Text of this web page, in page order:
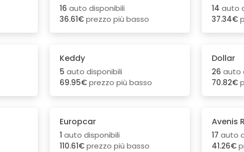
16 auto disponibili
36.61€prezzo più basso
14 auto
37.34€
Keddy
5 auto disponibili
69.95€prezzo più basso
Dollar
26 auto
70.82€
Europcar
1 auto disponibili
110.61€prezzo più basso
Avenis
17 auto
41.26€